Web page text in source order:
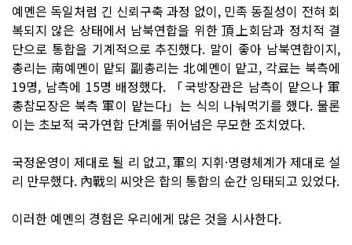
예멘은 독일처럼 긴 신뢰구축 과정 없이, 민족 동질성이 전혀 회
복되지 않은 상태에서 남북연합을 위한 頂上회담과 정치적 결
단으로 통합을 기계적으로 추진했다. 말이 좋아 남북연합이지,
총리는 南예멘이 맡되 副총리는 北예멘이 맡고, 각료는 북측에
19명, 남측에 15명 배정했다. 「국방장관은 남측이 맡으나 軍
총참모장은 북측 軍이 맡는다」는 식의 나눠먹기를 했다. 물론
이는 초보적 국가연합 단계를 뛰어넘은 무모한 조치였다.
국정운영이 제대로 될 리 없고, 軍의 지휘·명령체계가 제대로 설
리 만무했다. 內戰의 씨앗은 합의 통합의 순간 잉태되고 있었다.
이러한 예멘의 경험은 우리에게 많은 것을 시사한다.